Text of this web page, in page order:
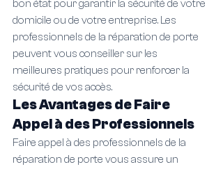
bon état pour garantir la sécurité de votre
domicile ou de votre entreprise. Les
professionnels de la réparation de porte
peuvent vous conseiller sur les
meilleures pratiques pour renforcer la
sécurité de vos accès.
Les Avantages de Faire
Appel à des Professionnels
Faire appel à des professionnels de la
réparation de porte vous assure un